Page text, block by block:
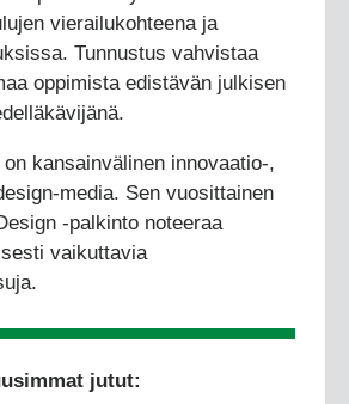
vierailukohteena ja
Tunnustus vahvistaa
oppimista edistävän julkisen
kansainvälinen innovaatio-,
media. Sen vuosittainen
-palkinto noteeraa
vaikuttavia
jutut: